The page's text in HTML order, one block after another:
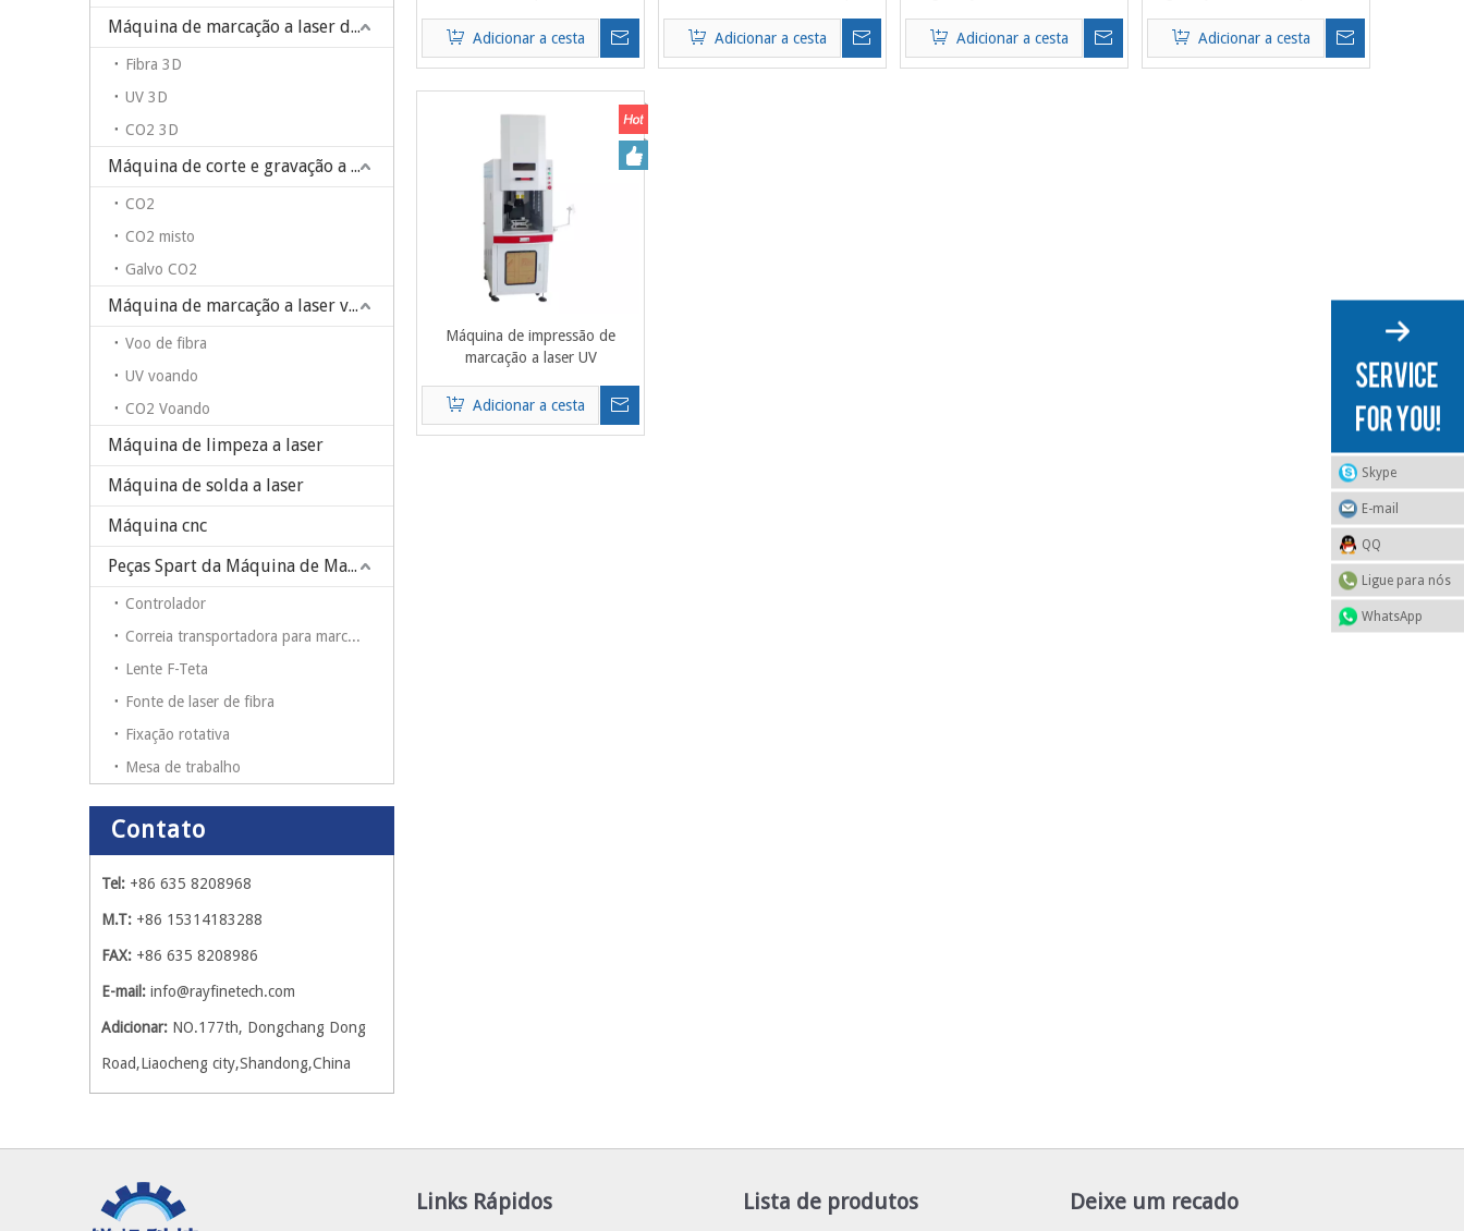
Máquina de marcação a laser dinâmica 3D
Fibra 3D
UV 3D
CO2 3D
Máquina de corte e gravação a laser
CO2
CO2 misto
Galvo CO2
Máquina de marcação a laser voadora
Voo de fibra
UV voando
CO2 Voando
Máquina de limpeza a laser
Máquina de solda a laser
Máquina cnc
Peças Spart da Máquina de Marcação a Laser
Controlador
Correia transportadora para marcação com caneta em máquina de marcação a laser de fibra
Lente F-Teta
Fonte de laser de fibra
Fixação rotativa
Mesa de trabalho
Contato
Tel: +86 635 8208968
M.T: +86 15314183288
FAX: +86 635 8208986
E-mail: info@rayfinetech.com
Adicionar: NO.177th, Dongchang Dong
Road,Liaocheng city,Shandong,China
Plástica Gravura
Adicionar a cesta
Equipamentos Médicos, Cristal
Adicionar a cesta
refrigeração a ar 3W 5W UV
Adicionar a cesta
laser com mesa
giratória/XY/mesa XYZ
Adicionar a cesta
Máquina de impressão de
marcação a laser UV
Adicionar a cesta
Links Rápidos Lista de produtos Deixe um recado
Skype
E-mail
QQ
Ligue para nós
WhatsApp